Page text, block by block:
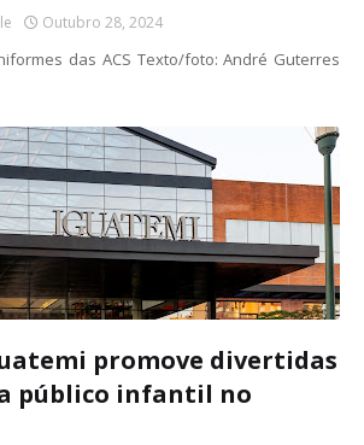
Outubro 28, 2024
das ACS Texto/foto: André Guterres
promove divertidas
público infantil no